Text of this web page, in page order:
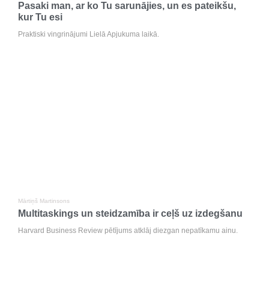
Pasaki man, ar ko Tu sarunājies, un es pateikšu,
kur Tu esi
Praktiski vingrinājumi Lielā Apjukuma laikā.
Mārtiņš Martinsons
Multitaskings un steidzamība ir ceļš uz izdegšanu
Harvard Business Review pētījums atklāj diezgan nepatīkamu ainu.